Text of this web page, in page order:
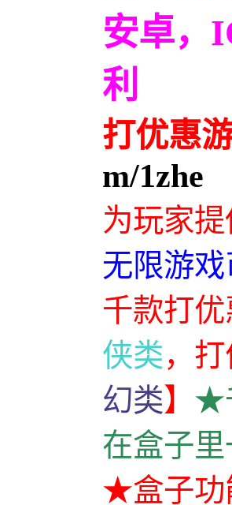
安卓，
利
打优惠
m/1zhe
为玩家
无限游
千款打
侠类， 打
幻类】 ★
在盒子
★盒子功